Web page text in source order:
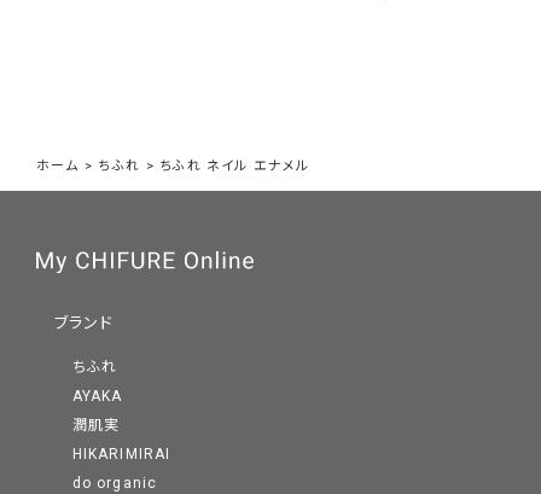
ホーム > ちふれ > ちふれ ネイル エナメル
ブランド
ちふれ
AYAKA
潤肌実
HIKARIMIRAI
do organic